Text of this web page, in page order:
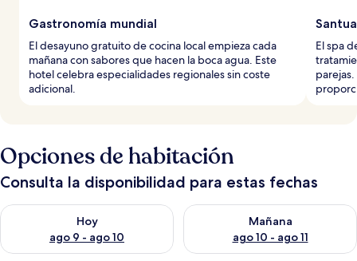
Gastronomía mundial
El desayuno gratuito de cocina local empieza cada
mañana con sabores que hacen la boca agua. Este
hotel celebra especialidades regionales sin coste
adicional.
El spa
Opciones de habitación
Consulta la disponibilidad para estas fechas
Hoy
ago 9 - ago 10
Consulta la disponibilidad para hoy ago 9 - ago 10
Mañana
ago 10 - ago 11
Consulta la disponibilidad